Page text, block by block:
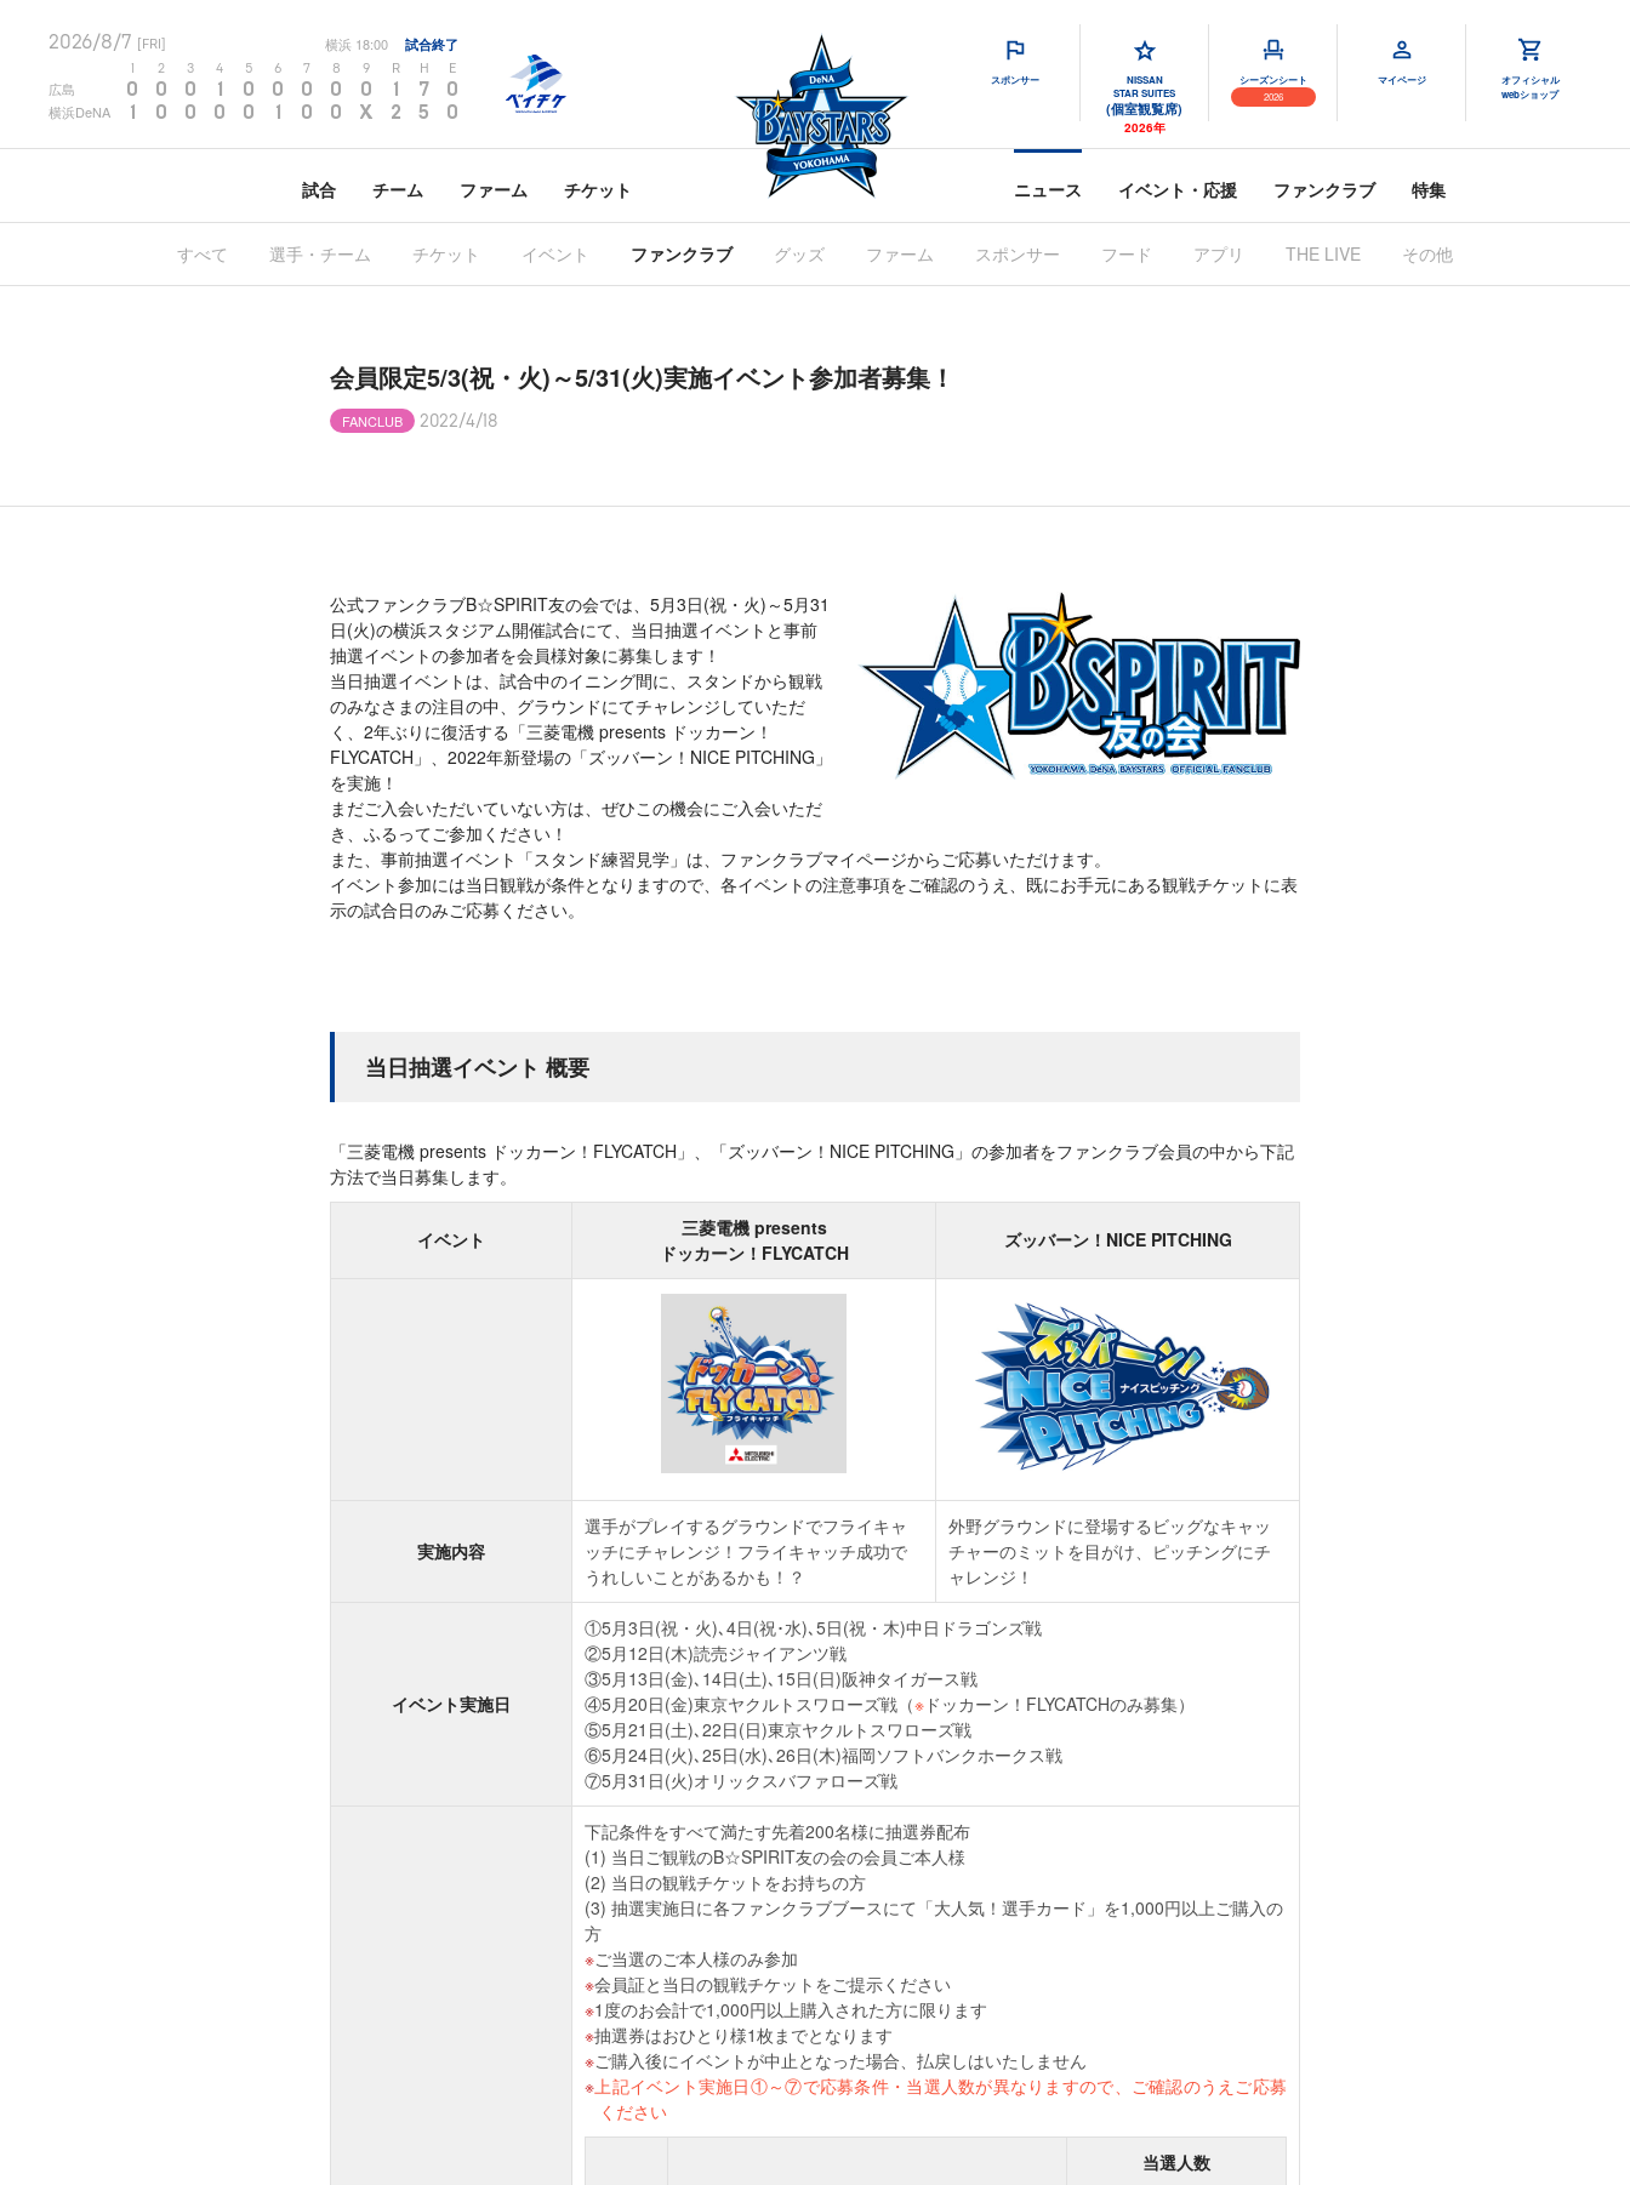
2026/8/7 [FRI] 横浜 18:00 試合終了
2 3 4 5 6 7 8 9 R H E
広島 0 0 0 1 0 0 0 0 0 1 7 0
横浜DeNA 1 0 0 0 0 1 0 0 X 2 5 0
スポンサー
NISSAN
STAR SUITES
(個室観覧席)
2026年
シーズンシート
2026
マイページ
オフィシャル
webショップ
試合 チーム ファーム チケット ニュース イベント・応援 ファンクラブ 特集
すべて 選手・チーム チケット イベント ファンクラブ グッズ ファーム スポンサー フード アプリ THE LIVE その他
会員限定5/3(祝・火)～5/31(火)実施イベント参加者募集！
FANCLUB 2022/4/18
公式ファンクラブB☆SPIRIT友の会では、5月3日(祝・火)～5月31
日(火)の横浜スタジアム開催試合にて、当日抽選イベントと事前
抽選イベントの参加者を会員様対象に募集します！
当日抽選イベントは、試合中のイニング間に、スタンドから観戦
のみなさまの注目の中、グラウンドにてチャレンジしていただ
く、2年ぶりに復活する「三菱電機 presents ドッカーン！
FLYCATCH」、2022年新登場の「ズッバーン！NICE PITCHING」
を実施！
まだご入会いただいていない方は、ぜひこの機会にご入会いただ
き、ふるってご参加ください！
また、事前抽選イベント「スタンド練習見学」は、ファンクラブマイページからご応募いただけます。
イベント参加には当日観戦が条件となりますので、各イベントの注意事項をご確認のうえ、既にお手元にある観戦チケットに表
示の試合日のみご応募ください。
当日抽選イベント 概要
「三菱電機 presents ドッカーン！FLYCATCH」、「ズッバーン！NICE PITCHING」の参加者をファンクラブ会員の中から下記
方法で当日募集します。
イベント
三菱電機 presents
ドッカーン！FLYCATCH
ズッバーン！NICE PITCHING
実施内容
選手がプレイするグラウンドでフライキャ
ッチにチャレンジ！フライキャッチ成功で
うれしいことがあるかも！？
外野グラウンドに登場するビッグなキャッ
チャーのミットを目がけ、ピッチングにチ
ャレンジ！
イベント実施日
①5月3日(祝・火)､4日(祝･水)､5日(祝・木)中日ドラゴンズ戦
②5月12日(木)読売ジャイアンツ戦
③5月13日(金)､14日(土)､15日(日)阪神タイガース戦
④5月20日(金)東京ヤクルトスワローズ戦（※ ドッカーン！FLYCATCHのみ募集）
⑤5月21日(土)､22日(日)東京ヤクルトスワローズ戦
⑥5月24日(火)､25日(水)､26日(木)福岡ソフトバンクホークス戦
⑦5月31日(火)オリックスバファローズ戦
下記条件をすべて満たす先着200名様に抽選券配布
(1) 当日ご観戦のB☆SPIRIT友の会の会員ご本人様
(2) 当日の観戦チケットをお持ちの方
(3) 抽選実施日に各ファンクラブブースにて「大人気！選手カード」を1,000円以上ご購入の
方
ご当選のご本人様のみ参加
会員証と当日の観戦チケットをご提示ください
1度のお会計で1,000円以上購入された方に限ります
抽選券はおひとり様1枚までとなります
ご購入後にイベントが中止となった場合、払戻しはいたしません
上記イベント実施日①～⑦で応募条件・当選人数が異なりますので、ご確認のうえご応募
ください
当選人数